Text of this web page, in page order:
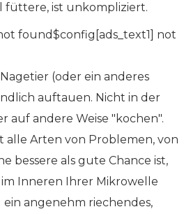
füttere, ist unkompliziert.
found$config[ads_text1] not
(oder ein anderes
auftauen. Nicht in der
auf andere Weise "kochen".
alle Arten von Problemen, von
bessere als gute Chance ist,
im Inneren Ihrer Mikrowelle
angenehm riechendes,